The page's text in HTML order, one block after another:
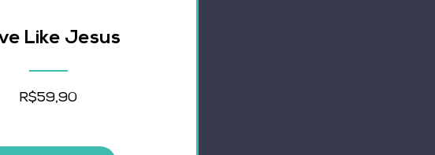
Like Jesus
R$59,90Preço